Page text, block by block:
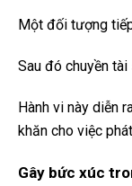
Một đối tượng
Sau đó chuyền
Hành vi này diễn
khăn cho việc
Gây bức xúc